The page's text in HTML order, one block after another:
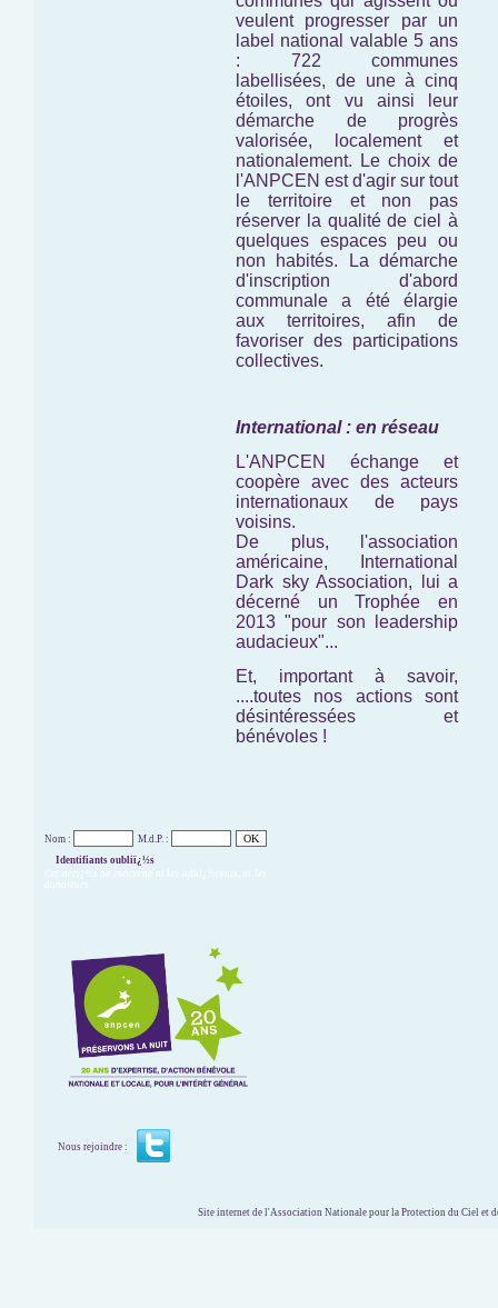
veulent progresser par un
label national valable 5 ans
: 722 communes
labellisées, de une à cinq
étoiles, ont vu ainsi leur
démarche de progrès
valorisée, localement et
nationalement. Le choix de
l'ANPCEN est d'agir sur tout
le territoire et non pas
réserver la qualité de ciel à
quelques espaces peu ou
non habités. La démarche
d'inscription d'abord
communale a été élargie
aux territoires, afin de
favoriser des participations
collectives.
International : en réseau
L'ANPCEN échange et
coopère avec des acteurs
internationaux de pays
voisins.
De plus, l'association
américaine,
International
Dark sky Association,
lui a
décerné un Trophée en
2013 "pour son leadership
audacieux"...
Et, important à savoir,
....toutes nos actions sont
désintéressées et
bénévoles !
Nom :
M.d.P. :
Identifiants oubliï¿½s
Nous rejoindre :
Site internet de l'Association Nationale pour la Protection du Ciel et de